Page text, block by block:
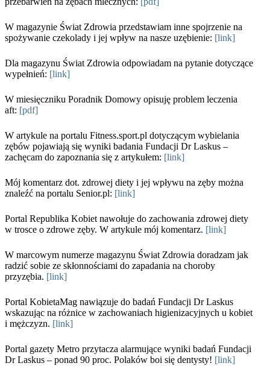
W magazynie Świat Zdrowia przedstawiam inne spojrzenie na
spożywanie czekolady i jej wpływ na nasze uzębienie: [link]
Dla magazynu Świat Zdrowia odpowiadam na pytanie dotyczące
wypełnień: [link]
W miesięczniku Poradnik Domowy opisuję problem leczenia
aft: [pdf]
W artykule na portalu Fitness.sport.pl dotyczącym wybielania
zębów pojawiają się wyniki badania Fundacji Dr Laskus –
zachęcam do zapoznania się z artykułem: [link]
Mój komentarz dot. zdrowej diety i jej wpływu na zęby można
znaleźć na portalu Senior.pl: [link]
Portal Republika Kobiet nawołuje do zachowania zdrowej diety
w trosce o zdrowe zęby. W artykule mój komentarz. [link]
W marcowym numerze magazynu Świat Zdrowia doradzam jak
radzić sobie ze skłonnościami do zapadania na choroby
przyzębia. [link]
Portal KobietaMag nawiązuje do badań Fundacji Dr Laskus
wskazując na różnice w zachowaniach higienizacyjnych u kobiet
i mężczyzn. [link]
Portal gazety Metro przytacza alarmujące wyniki badań Fundacji
Dr Laskus – ponad 90 proc. Polaków boi się dentysty! [link]